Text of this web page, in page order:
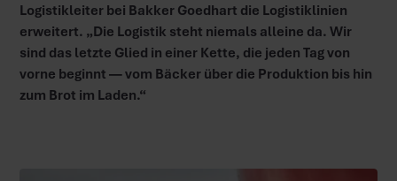
Logistikleiter bei Bakker Goedhart die Logistiklinien
erweitert. „Die Logistik steht niemals alleine da. Wir
sind das letzte Glied in einer Kette, die jeden Tag von
vorne beginnt — vom Bäcker über die Produktion bis hin
zum Brot im Laden.“